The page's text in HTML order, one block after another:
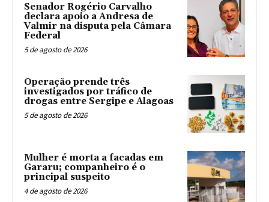
Senador Rogério Carvalho
declara apoio a Andresa de
Valmir na disputa pela Câmara
Federal
5 de agosto de 2026
Operação prende três
investigados por tráfico de
drogas entre Sergipe e Alagoas
5 de agosto de 2026
Mulher é morta a facadas em
Gararu; companheiro é o
principal suspeito
4 de agosto de 2026